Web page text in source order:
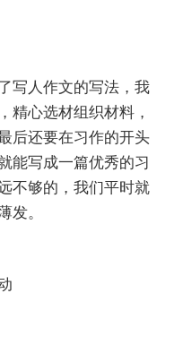
写人作文的写法，我
精心选材组织材料，
后还要在习作的开头
能写成一篇优秀的习
不够的，我们平时就
发。